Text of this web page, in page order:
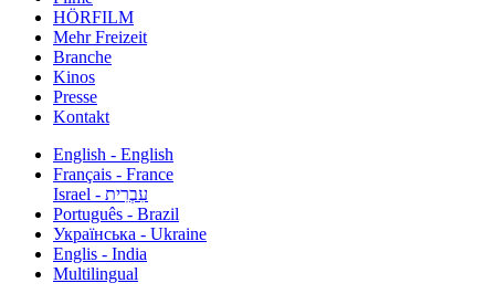
HÖRFILM
Mehr Freizeit
Branche
Kinos
Presse
Kontakt
English - English
Français - France
עִבְרִית - Israel
Português - Brazil
Українська - Ukraine
Englis - India
Multilingual